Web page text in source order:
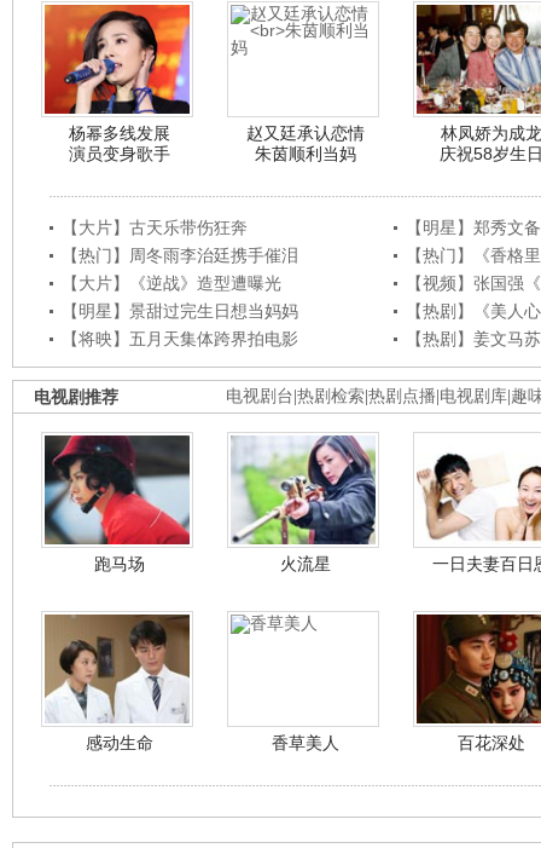
杨幂多线发展
演员变身歌手
赵又廷承认恋情
朱茵顺利当妈
林凤娇为成龙
庆祝58岁生
【大片】古天乐带伤狂奔
【明星】郑秀文
【热门】周冬雨李治廷携手催泪
【热门】《香格
【大片】《逆战》造型遭曝光
【视频】张国强
【明星】景甜过完生日想当妈妈
【热剧】《美人
【将映】五月天集体跨界拍电影
【热剧】姜文马
电视剧台 热剧检索 热剧点播 电视剧库 趣
电视剧推荐
跑马场 火流星 一日夫妻百日
感动生命 香草美人 百花深处